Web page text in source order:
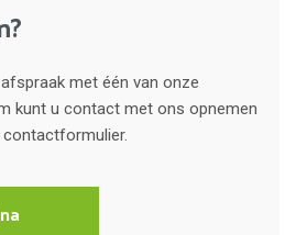
met één van onze
kunt u contact met ons opnemen